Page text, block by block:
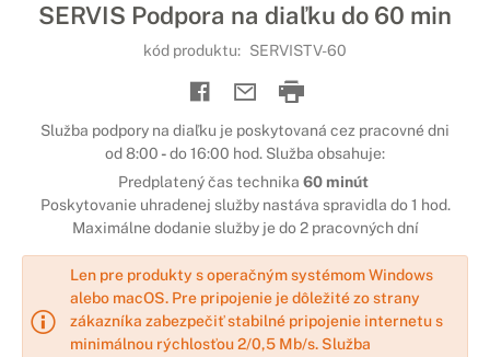
SERVIS Podpora na diaľku do 60 min
kód produktu: SERVISTV-60
Služba podpory na diaľku je poskytovaná cez pracovné dni
od 8:00 -do 16:00 hod. Služba obsahuje:
Predplatený čas technika 60 minút
Poskytovanie uhradenej služby nastáva spravidla do 1 hod.
Maximálne dodanie služby je do 2 pracovných dní
Len pre produkty s operačným systémom Windows
alebo macOS. Pre pripojenie je dôležité zo strany
zákazníka zabezpečiť stabilné pripojenie internetu s
minimálnou rýchlosťou 2/0,5 Mb/s. Služba